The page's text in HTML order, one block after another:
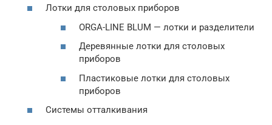
Лотки для столовых приборов
ORGA-LINE BLUM — лотки и разделители
Деревянные лотки для столовых
приборов
Пластиковые лотки для столовых
приборов
Системы отталкивания